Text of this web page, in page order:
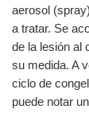
aerosol
a tratar. Se
de la lesión al
su medida. A
ciclo de
puede notar